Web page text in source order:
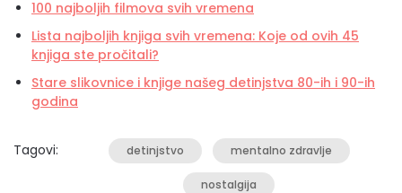
100 najboljih filmova svih vremena
Lista najboljih knjiga svih vremena: Koje od ovih 45
knjiga ste pročitali?
Stare slikovnice i knjige našeg detinjstva 80-ih i 90-ih
godina
Tagovi: detinjstvo mentalno zdravlje
nostalgija